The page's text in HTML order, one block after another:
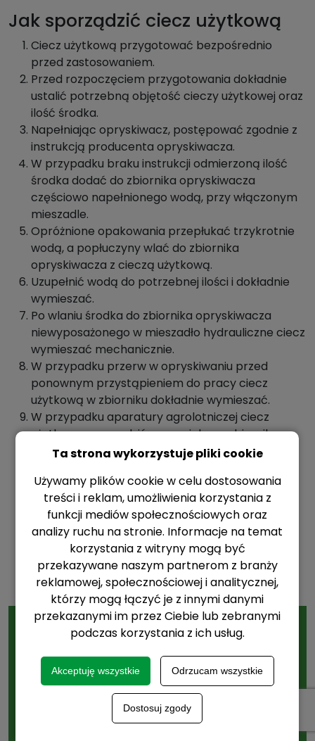
Ta strona wykorzystuje pliki cookie
Używamy plików cookie w celu dostosowania
treści i reklam, umożliwienia korzystania z
funkcji mediów społecznościowych oraz
analizy ruchu na stronie. Informacje na temat
korzystania z witryny mogą być
przekazywane naszym partnerom z branży
reklamowej, społecznościowej i analitycznej,
którzy mogą łączyć je z innymi danymi
przekazanymi im przez Ciebie lub zebranymi
podczas korzystania z ich usług.
Akceptuję wszystkie Odrzucam wszystkie
Dostosuj zgody
Jak sporządzić ciecz użytkową
Ciecz użytkową przygotować bezpośrednio
przed zastosowaniem.
Przed rozpoczęciem przygotowania dokładnie
ustalić potrzebną objętość cieczy użytkowej oraz
ilość środka.
Napełniając opryskiwacz, postępować zgodnie z
instrukcją producenta opryskiwacza.
W przypadku braku instrukcji odmierzoną ilość
środka dodać do zbiornika opryskiwacza
częściowo napełnionego wodą, przy włączonym
mieszadle.
Opróżnione opakowania przepłukać trzykrotnie
wodą, a popłuczyny wlać do zbiornika
opryskiwacza z cieczą użytkową.
Uzupełnić wodą do potrzebnej ilości i dokładnie
wymieszać.
Po wlaniu środka do zbiornika opryskiwacza
niewyposażonego w mieszadło hydrauliczne ciecz
wymieszać mechanicznie.
W przypadku przerw w opryskiwaniu przed
ponownym przystąpieniem do pracy ciecz
użytkową w zbiorniku dokładnie wymieszać.
W przypadku aparatury agrolotniczej ciecz
użytkową sporządzić w specjalnym zbiorniku
przed napełnieniem zbiorników aparatury
częściowo napełnionego wodą zbiornika, wlać
odmierzoną ilość adiuwanta IKAR 95 EC,
przepłukać opakowania trzykrotnie, uzupełnić
wodą i dokładnie wymieszać.
Ciecz użytkowa od momentu sporządzenia do
wypryskania powinna być stale dokładnie
mieszana.
Case study: ochrona
ziemniaka przed stonką
ziemniaczaną w
gospodarstwie z
Wielkopolski